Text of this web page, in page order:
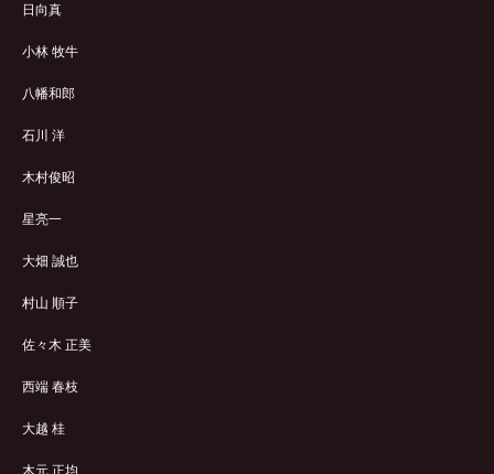
日向真
小林 牧牛
八幡和郎
石川 洋
木村俊昭
星亮一
大畑 誠也
村山 順子
佐々木 正美
西端 春枝
大越 桂
木元 正均